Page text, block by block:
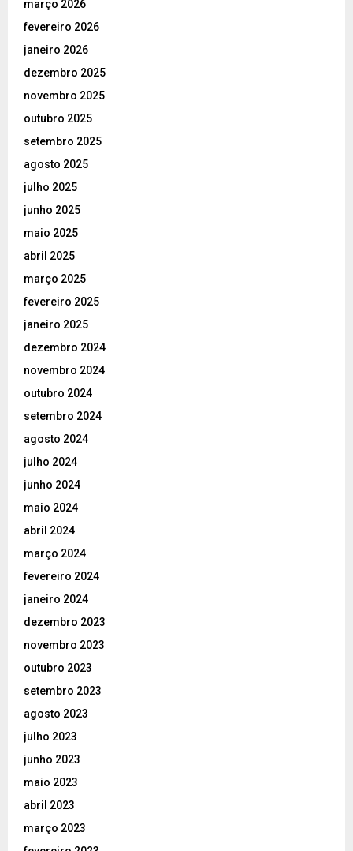
março 2026
fevereiro 2026
janeiro 2026
dezembro 2025
novembro 2025
outubro 2025
setembro 2025
agosto 2025
julho 2025
junho 2025
maio 2025
abril 2025
março 2025
fevereiro 2025
janeiro 2025
dezembro 2024
novembro 2024
outubro 2024
setembro 2024
agosto 2024
julho 2024
junho 2024
maio 2024
abril 2024
março 2024
fevereiro 2024
janeiro 2024
dezembro 2023
novembro 2023
outubro 2023
setembro 2023
agosto 2023
julho 2023
junho 2023
maio 2023
abril 2023
março 2023